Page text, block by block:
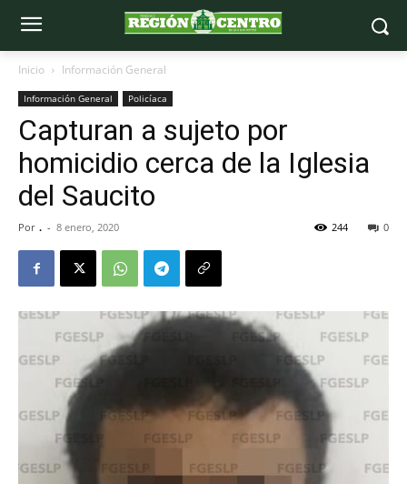
Inicio Información General
Información General Policíaca
Capturan a sujeto por
homicidio cerca de la Iglesia
del Saucito
Por . - 8 enero, 2020 0
244